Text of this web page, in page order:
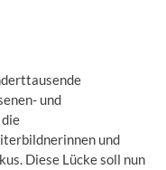
und
und
Diese Lücke soll nun